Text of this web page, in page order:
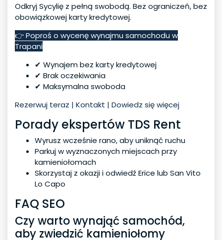
Odkryj Sycylię z pełną swobodą. Bez ograniczeń, bez
obowiązkowej karty kredytowej.
👉 Poproś o wycenę wynajmu samochodu w
Trapani
✔ Wynajem bez karty kredytowej
✔ Brak oczekiwania
✔ Maksymalna swoboda
Rezerwuj teraz | Kontakt | Dowiedz się więcej
Porady ekspertów TDS Rent
Wyrusz wcześnie rano, aby uniknąć ruchu
Parkuj w wyznaczonych miejscach przy
kamieniołomach
Skorzystaj z okazji i odwiedź Erice lub San Vito
Lo Capo
FAQ SEO
Czy warto wynająć samochód,
aby zwiedzić kamieniołomy